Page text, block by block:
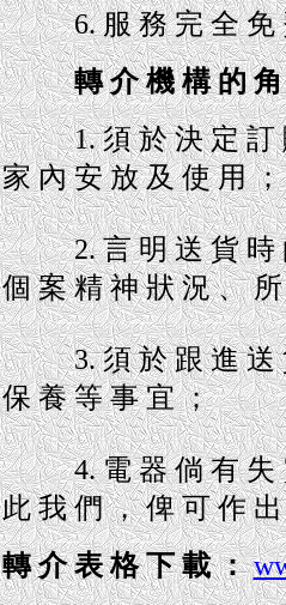
6. 服 務 完 全 免 費
轉 介 機 構 的
1. 須 於 決 定 訂 購
家 內 安 放 及 使 用
2. 言 明 送 貨 時 的
個 案 精 神 狀 況 、
3. 須 於 跟 進 送 貨
保 養 等 事 宜 ；
4. 電 器 倘 有 失 靈
此 我 們 ， 俾 可 作
轉 介 表 格 下 載 ：